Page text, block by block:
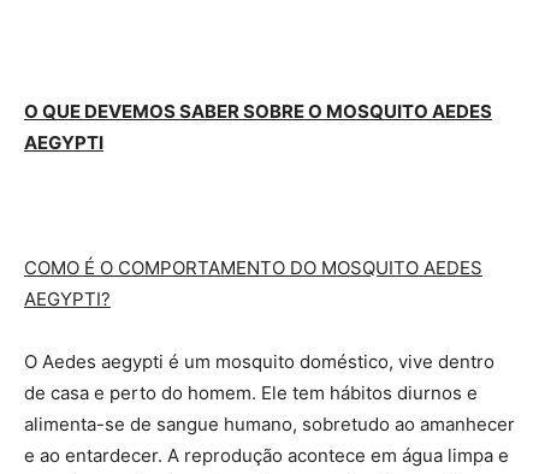
O QUE DEVEMOS SABER SOBRE O MOSQUITO AEDES
AEGYPTI
COMO É O COMPORTAMENTO DO MOSQUITO AEDES
AEGYPTI?
O Aedes aegypti é um mosquito doméstico, vive dentro
de casa e perto do homem. Ele tem hábitos diurnos e
alimenta-se de sangue humano, sobretudo ao amanhecer
e ao entardecer. A reprodução acontece em água limpa e